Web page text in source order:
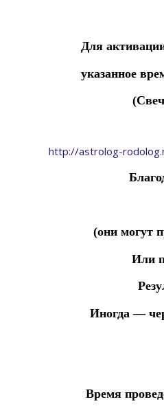
Для а
указанное
http://astrolog-
(они могут
Или
Иногда —
Время